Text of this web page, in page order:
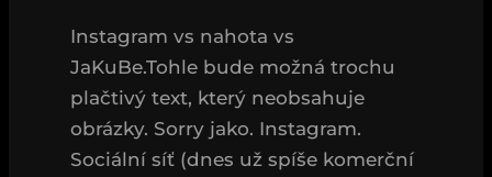
Instagram vs nahota vs
JaKuBe.Tohle bude možná trochu
plačtivý text, který neobsahuje
obrázky. Sorry jako. Instagram.
Sociální síť (dnes už spíše komerční